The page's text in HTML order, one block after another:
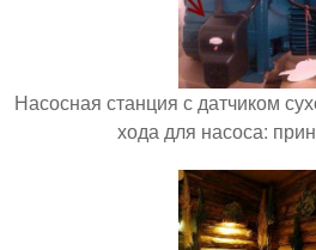
Насосная станция с датчиком
хода для насоса: